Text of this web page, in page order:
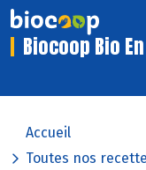
Biocoop Bio
Accueil
Toutes nos